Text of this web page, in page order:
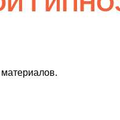
материалов.